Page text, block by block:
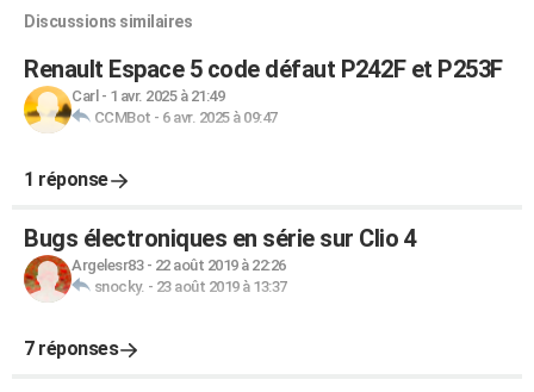
Discussions similaires
Renault Espace 5 code défaut P242F et P253F
Carl - 1 avr. 2025 à 21:49
CCMBot - 6 avr. 2025 à 09:47
1 réponse
Bugs électroniques en série sur Clio 4
Argelesr83- 22 août 2019 à 22:26
snocky. - 23 août 2019 à 13:37
7 réponses